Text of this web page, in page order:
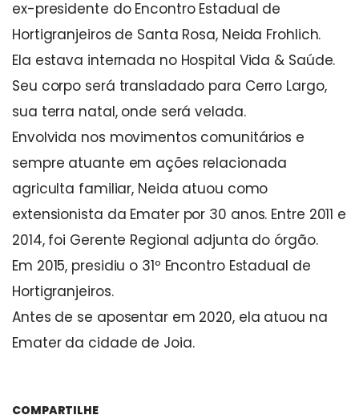
ex-presidente do Encontro Estadual de
Hortigranjeiros de Santa Rosa, Neida Frohlich.
Ela estava internada no Hospital Vida & Saúde.
Seu corpo será transladado para Cerro Largo,
sua terra natal, onde será velada.
Envolvida nos movimentos comunitários e
sempre atuante em ações relacionada
agriculta familiar, Neida atuou como
extensionista da Emater por 30 anos. Entre 2011 e
2014, foi Gerente Regional adjunta do órgão.
Em 2015, presidiu o 31º Encontro Estadual de
Hortigranjeiros.
Antes de se aposentar em 2020, ela atuou na
Emater da cidade de Joia.
COMPARTILHE